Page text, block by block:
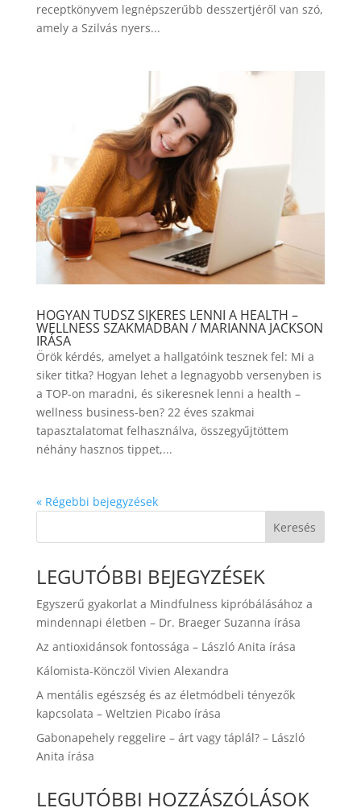
receptkönyvem legnépszerűbb desszertjéről van szó,
amely a Szilvás nyers...
HOGYAN TUDSZ SIKERES LENNI A HEALTH –
WELLNESS SZAKMÁDBAN / MARIANNA JACKSON
IRÁSA
Örök kérdés, amelyet a hallgatóink tesznek fel: Mi a
siker titka? Hogyan lehet a legnagyobb versenyben is
a TOP-on maradni, és sikeresnek lenni a health –
wellness business-ben? 22 éves szakmai
tapasztalatomat felhasználva, összegyűjtöttem
néhány hasznos tippet,...
« Régebbi bejegyzések
Keresés
LEGUTÓBBI BEJEGYZÉSEK
Egyszerű gyakorlat a Mindfulness kipróbálásához a
mindennapi életben – Dr. Braeger Suzanna írása
Az antioxidánsok fontossága – László Anita írása
Kálomista-Könczöl Vivien Alexandra
A mentális egészség és az életmódbeli tényezők
kapcsolata – Weltzien Picabo írása
Gabonapehely reggelire – árt vagy táplál? – László
Anita írása
LEGUTÓBBI HOZZÁSZÓLÁSOK